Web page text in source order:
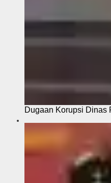
Dugaan Korupsi Dinas